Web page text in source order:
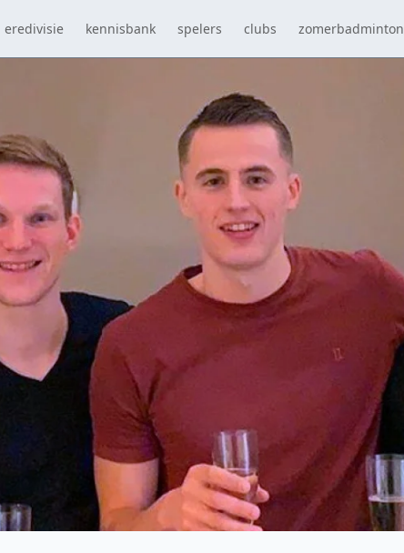
eredivisie kennisbank spelers clubs zomerbadminton